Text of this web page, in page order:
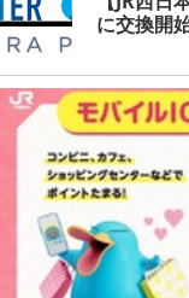
に交換開